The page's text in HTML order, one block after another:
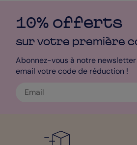
10% offerts
sur votre première
Abonnez-vous à notre
email votre code de réduction !